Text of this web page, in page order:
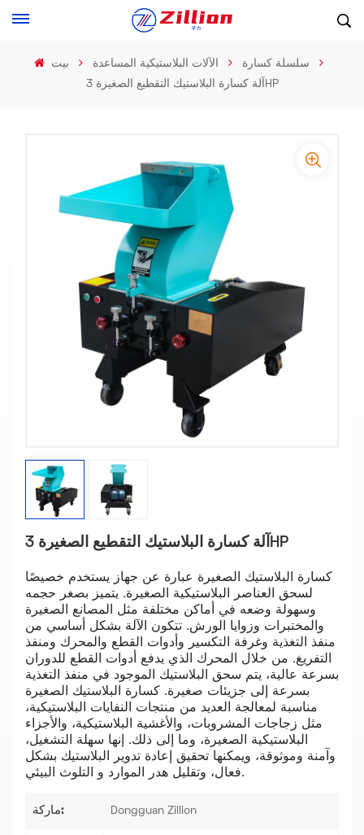
بيت الآلات البلاستيكية المساعدة
سلسلة كسارة
آلة كسارة البلاستيك التقطيع الصغيرة 3HP
آلة كسارة البلاستيك التقطيع الصغيرة 3HP
كسارة البلاستيك الصغيرة عبارة عن جهاز يستخدم خصيصًا
لسحق العناصر البلاستيكية الصغيرة. يتميز بصغر حجمه
وسهولة وضعه في أماكن مختلفة مثل المصانع الصغيرة
والمختبرات وزوايا الورش. تتكون الآلة بشكل أساسي من
منفذ التغذية وغرفة التكسير وأدوات القطع والمحرك ومنفذ
التفريغ. من خلال المحرك الذي يدفع أدوات القطع للدوران
بسرعة عالية، يتم سحق البلاستيك الموجود في منفذ التغذية
بسرعة إلى جزيئات صغيرة. كسارة البلاستيك الصغيرة
مناسبة لمعالجة العديد من منتجات النفايات البلاستيكية،
مثل زجاجات المشروبات، والأغشية البلاستيكية، والأجزاء
البلاستيكية الصغيرة، وما إلى ذلك. إنها سهلة التشغيل،
وآمنة وموثوقة، ويمكنها تحقيق إعادة تدوير البلاستيك بشكل
فعال، وتقليل هدر الموارد و التلوث البيئي.
ماركة: Dongguan Zillion